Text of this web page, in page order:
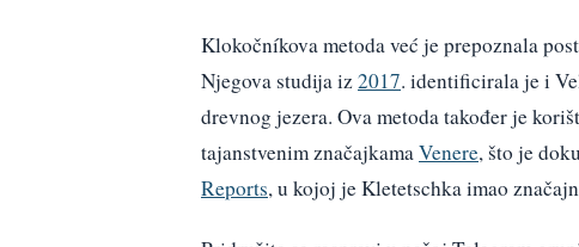
Klokočníkova metoda već je prepoznala
Njegova studija iz2017. identificirala je i
drevnog jezera. Ova metoda također je
tajanstvenim značajkamaVenere, što je
Reports, u kojoj je Kletetschka imao